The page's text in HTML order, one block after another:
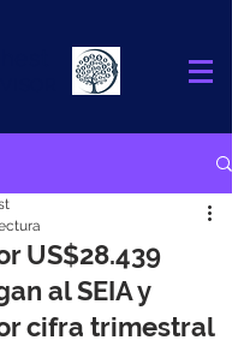
US$28.439
al SEIA y
cifra trimestral